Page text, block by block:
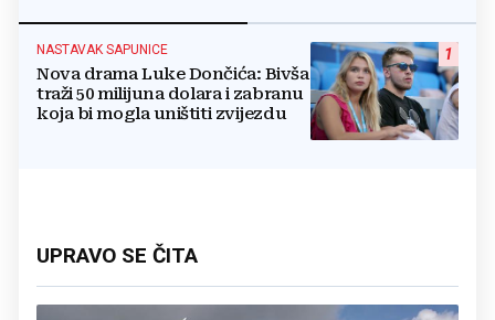
1
NASTAVAK SAPUNICE
Nova drama Luke Dončića: Bivša
traži 50 milijuna dolara i zabranu
koja bi mogla uništiti zvijezdu
UPRAVO SE ČITA